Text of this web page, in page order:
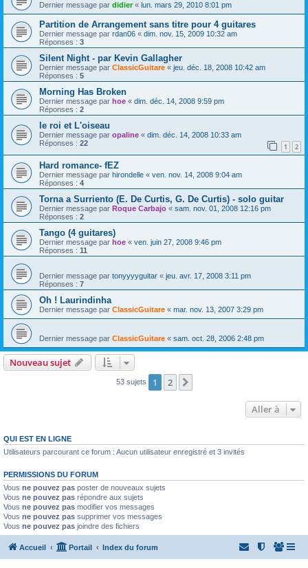
Dernier message par didier« lun. mars 29, 2010 8:01 pm
Partition de Arrangement sans titre pour 4 guitares
Dernier message par rdan06 « dim. nov. 15, 2009 10:32 am
Réponses : 3
Silent Night - par Kevin Gallagher
Dernier message par ClassicGuitare « jeu. déc. 18, 2008 10:42 am
Réponses : 5
Morning Has Broken
Dernier message par hoe « dim. déc. 14, 2008 9:59 pm
Réponses : 2
le roi et L'oiseau
Dernier message par opaline « dim. déc. 14, 2008 10:33 am
Réponses : 22 1 2
Hard romance- fEZ
Dernier message par hirondelle « ven. nov. 14, 2008 9:04 am
Réponses : 4
Torna a Surriento (E. De Curtis, G. De Curtis) - solo guitar
Dernier message par Roque Carbajo « sam. nov. 01, 2008 12:16 pm
Réponses : 2
Tango (4 guitares)
Dernier message par hoe « ven. juin 27, 2008 9:46 pm
Réponses : 11
Dernier message par tonyyyyguitar « jeu. avr. 17, 2008 3:11 pm
Réponses : 7
Oh ! Laurindinha
Dernier message par ClassicGuitare « mar. nov. 13, 2007 3:29 pm
Dernier message par ClassicGuitare « sam. oct. 28, 2006 2:48 pm
Nouveau sujet
53 sujets 1 2
Aller à
QUI EST EN LIGNE
Utilisateurs parcourant ce forum : Aucun utilisateur enregistré et 3 invités
PERMISSIONS DU FORUM
Vous ne pouvez pas poster de nouveaux sujets
Vous ne pouvez pas répondre aux sujets
Vous ne pouvez pas modifier vos messages
Vous ne pouvez pas supprimer vos messages
Vous ne pouvez pas joindre des fichiers
Accueil Portail Index du forum